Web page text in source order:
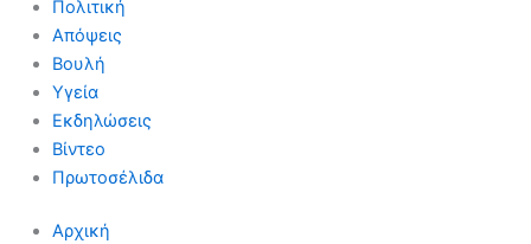
Πολιτική
Απόψεις
Βουλή
Υγεία
Εκδηλώσεις
Βίντεο
Πρωτοσέλιδα
Αρχική